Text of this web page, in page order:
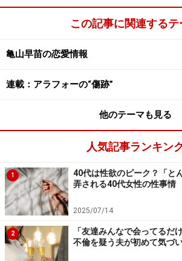
ヤスヨさんは、彼と一緒に住む前に、
に会わせたかった。彼も「あなたの大
たい」と言ってくれた。
「中学時代から15年も仲良くしてい
りました。昔ほどよく会うわけじゃ
てはやはりいちばん大事な友だち。
早速、3人で会うことになったんです」
カジュアルなイタリアンレストラン
は穏やかに話していたが、エイコさん
み、途中から様子がおかしくなってい
「『そういえばヤスヨ、20代の半ばく
この記事に関連するテ
亀山早苗の恋愛情報
連載：アラフォーの“傷跡”
他のテーマも見る
人気記事ランキン
1
40代は性欲のピーク？「と
弄される40代女性の性事情
2025/07/14
2
「友達みんなで会ってるだ
不倫を疑う夫が初めて気づ